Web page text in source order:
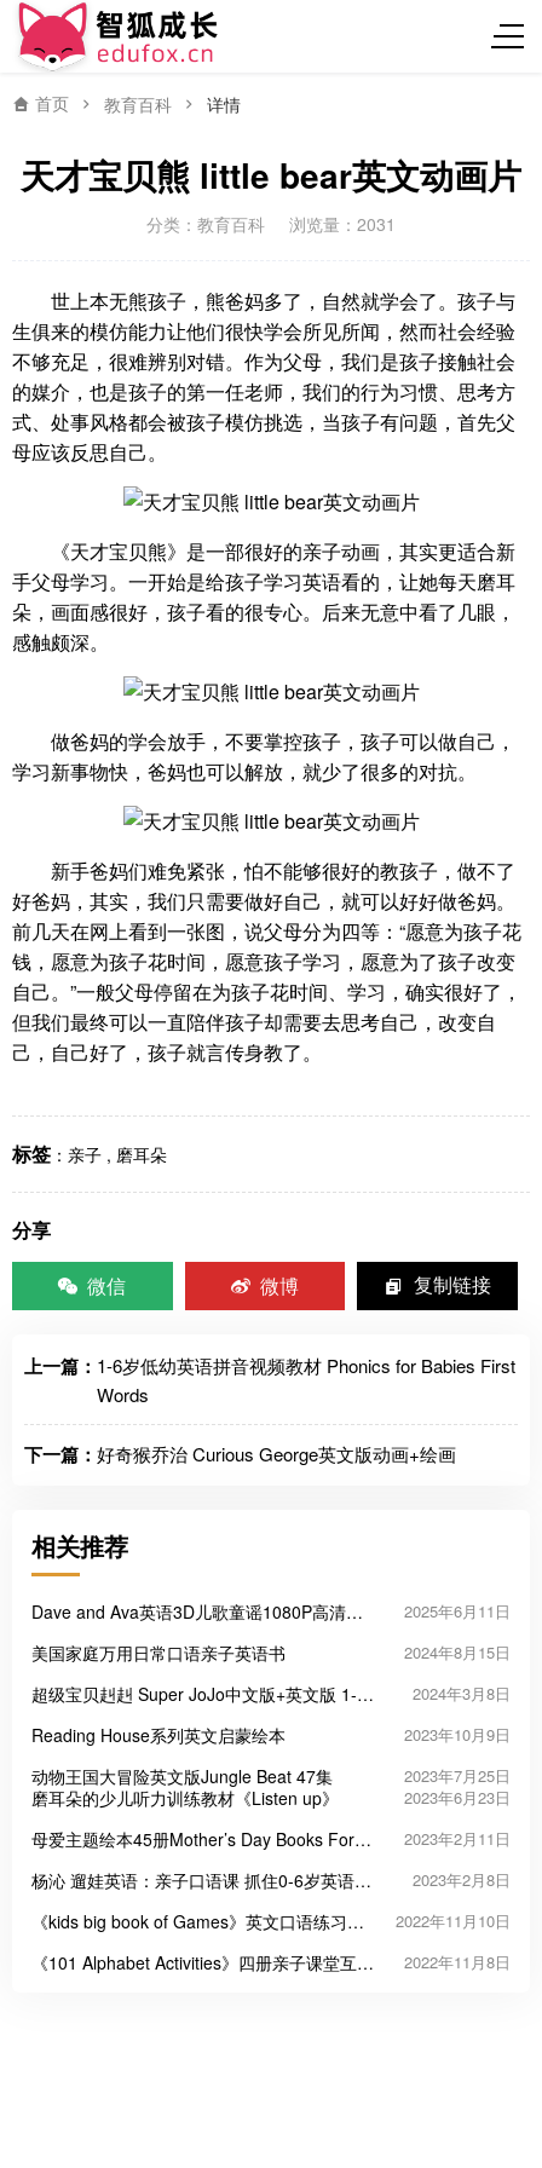
首页 教育百科 详情
天才宝贝熊 little bear英文动画片
分类： 教育百科 浏览量：2031
世上本无熊孩子，熊爸妈多了，自然就学会了。孩子与
生俱来的模仿能力让他们很快学会所见所闻，然而社会经验
不够充足，很难辨别对错。作为父母，我们是孩子接触社会
的媒介，也是孩子的第一任老师，我们的行为习惯、思考方
式、处事风格都会被孩子模仿挑选，当孩子有问题，首先父
母应该反思自己。
《天才宝贝熊》是一部很好的亲子动画，其实更适合新
手父母学习。一开始是给孩子学习英语看的，让她每天磨耳
朵，画面感很好，孩子看的很专心。后来无意中看了几眼，
感触颇深。
做爸妈的学会放手，不要掌控孩子，孩子可以做自己，
学习新事物快，爸妈也可以解放，就少了很多的对抗。
新手爸妈们难免紧张，怕不能够很好的教孩子，做不了
好爸妈，其实，我们只需要做好自己，就可以好好做爸妈。
前几天在网上看到一张图，说父母分为四等：“愿意为孩子花
钱，愿意为孩子花时间，愿意孩子学习，愿意为了孩子改变
自己。”一般父母停留在为孩子花时间、学习，确实很好了，
但我们最终可以一直陪伴孩子却需要去思考自己，改变自
己，自己好了，孩子就言传身教了。
标签 ： 亲子 , 磨耳朵
分享
微信
微博 复制链接
上一篇： 1-6岁低幼英语拼音视频教材 Phonics for Babies First
Words
下一篇： 好奇猴乔治 Curious George英文版动画+绘画
相关推荐
Dave and Ava英语3D儿歌童谣1080P高清动
2025年6月11日
美国家庭万用日常口语亲子英语书 2024年8月15日
超级宝贝赳赳 Super JoJo中文版+英文版 1-5
2024年3月8日
Reading House系列英文启蒙绘本 2023年10月9日
动物王国大冒险英文版Jungle Beat 47集 2023年7月25日
磨耳朵的少儿听力训练教材《Listen up》 2023年6月23日
母爱主题绘本45册Mother’s Day Books For
2023年2月11日
杨沁 遛娃英语：亲子口语课 抓住0-6岁英语启
2023年2月8日
《kids big book of Games》英文口语练习互
2022年11月10日
《101 Alphabet Activities》四册亲子课堂互动
2022年11月8日